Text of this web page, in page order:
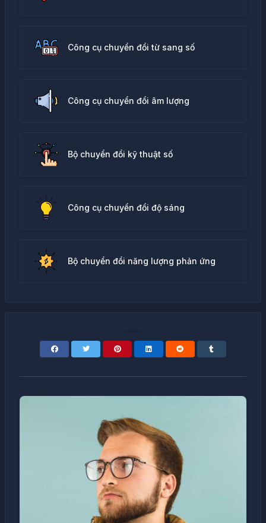
Công cụ chuyển đổi từ sang số
Công cụ chuyển đổi âm lượng
Bộ chuyển đổi kỹ thuật số
Công cụ chuyển đổi độ sáng
Bộ chuyển đổi năng lượng phản ứng